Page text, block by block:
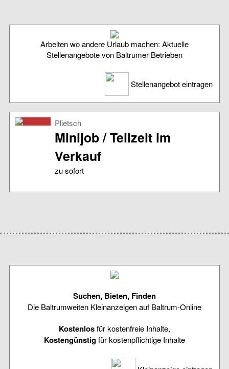
Arbeiten wo andere Urlaub machen: Aktuelle
Stellenangebote von Baltrumer Betrieben
Stellenangebot eintragen
Plietsch
Minijob / Teilzeit im
Verkauf
zu sofort
Suchen, Bieten, Finden
Die Baltrumweiten Kleinanzeigen auf Baltrum-Online
Kostenlosfür kostenfreie Inhalte,
Kostengünstigfür kostenpflichtige Inhalte